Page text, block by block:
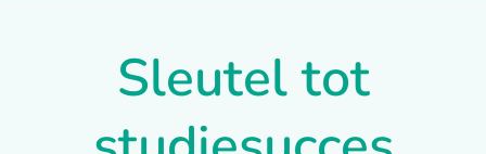
Sleutel tot